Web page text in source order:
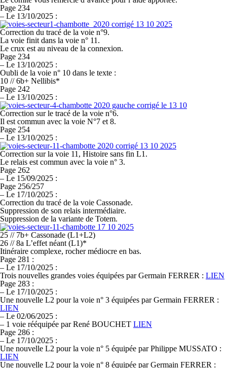
Page 234
– Le 13/10/2025 :
Correction du tracé de la voie n°9.
La voie finit dans la voie n° 11.
Le crux est au niveau de la connexion.
Page 234
– Le 13/10/2025 :
Oubli de la voie n° 10 dans le texte :
10 // 6b+ Nellibis*
Page 242
– Le 13/10/2025 :
Correction sur le tracé de la voie n°6.
Il est commun avec la voie N°7 et 8.
Page 254
– Le 13/10/2025 :
Correction sur la voie 11, Histoire sans fin L1 .
Le relais est commun avec la voie n° 3.
Page 262
– Le 15/09/2025 :
Page 256/257
– Le 17/10/2025 :
Correction du tracé de la voie Cassonade.
Suppression de son relais intermédiaire.
Suppression de la variante de Totem.
25 // 7b+ Cassonade (L1+L2)
26 // 8a L’effet néant (L1)*
Itinéraire complexe, rocher médiocre en bas.
Page 281 :
– Le 17/10/2025 :
Trois nouvelles grandes voies équipées par Germain FERRER : LIEN
Page 283 :
– Le 17/10/2025 :
Une nouvelle L2 pour la voie n° 3 équipées par Germain FERRER :
LIEN
– Le 02/06/2025 :
– 1 voie rééquipée par René BOUCHET LIEN
Page 286 :
– Le 17/10/2025 :
Une nouvelle L2 pour la voie n° 5 équipée par Philippe MUSSATO :
LIEN
Une nouvelle L2 pour la voie n° 8 équipée par Germain FERRER :